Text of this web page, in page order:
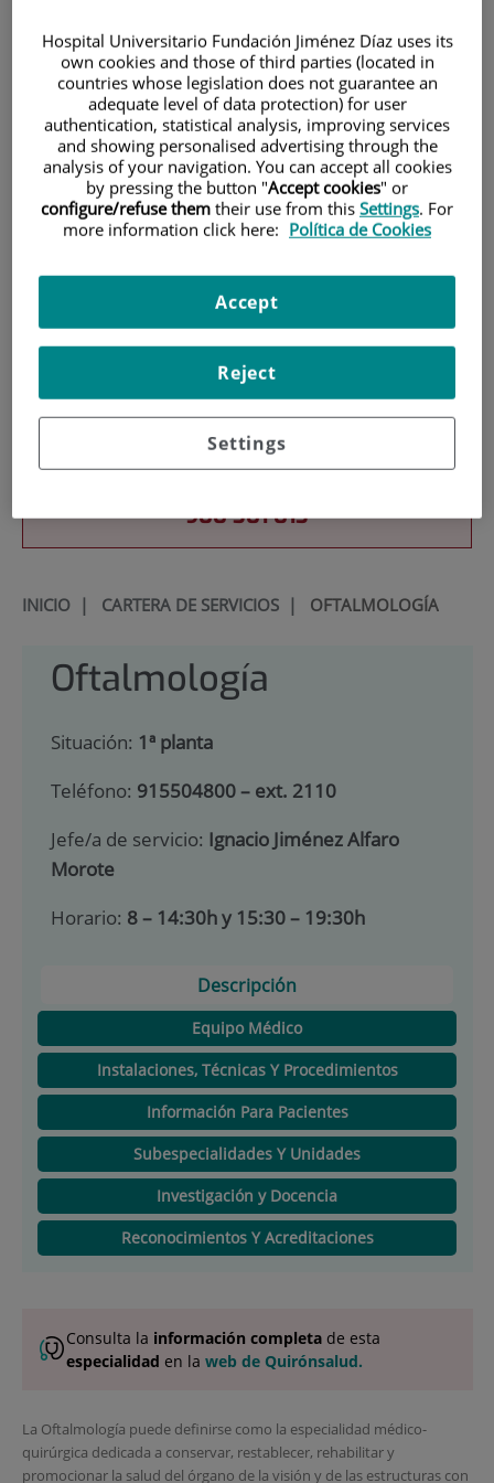
Investigación
900 301 013
INICIO| CARTERA DE SERVICIOS| OFTALMOLOGÍA
Oftalmología
Situación: 1ª planta
Teléfono: 915504800 – ext. 2110
Jefe/a de servicio: Ignacio Jiménez Alfaro
Morote
Horario: 8 – 14:30h y 15:30 – 19:30h
Descripción
Equipo Médico
Instalaciones, Técnicas Y Procedimientos
Información Para Pacientes
Subespecialidades Y Unidades
Investigación y Docencia
Reconocimientos Y Acreditaciones
Consulta la información completade esta
especialidad en la web de Quirónsalud.
La Oftalmología puede definirse como la especialidad médico-
quirúrgica dedicada a conservar, restablecer, rehabilitar y
promocionar la salud del órgano de la visión y de las estructuras con
Hospital Universitario Fundación Jiménez Díaz uses its
own cookies and those of third parties (located in
countries whose legislation does not guarantee an
adequate level of data protection) for user
authentication, statistical analysis, improving services
and showing personalised advertising through the
analysis of your navigation. You can accept all cookies
by pressing the button "Accept cookies" or
configure/refuse them their use from this Settings. For
more information click here: Política de Cookies
Settings
Reject
Accept